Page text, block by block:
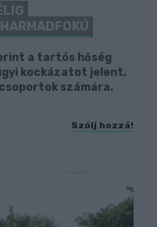
a tartós hőség
kockázatot jelent,
számára.
Szólj hozzá!